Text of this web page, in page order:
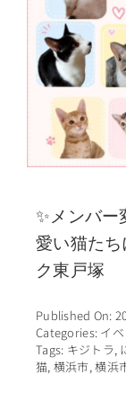
✨メンバ
愛い猫た
ク東戸塚
Published On:
Categories: イ
Tags: キジトラ,
猫, 横浜市,横浜